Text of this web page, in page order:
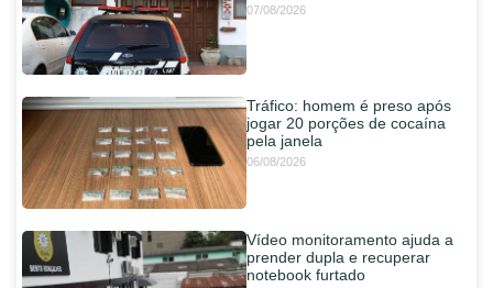
07/08/2026
Tráfico: homem é preso após
jogar 20 porções de cocaína
pela janela
06/08/2026
Vídeo monitoramento ajuda a
prender dupla e recuperar
notebook furtado